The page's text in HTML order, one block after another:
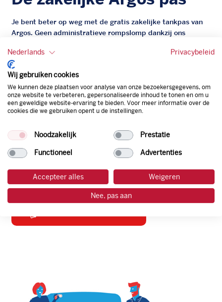
Je bent beter op weg met de gratis zakelijke tankpas van
Argos. Geen administratieve rompslomp dankzij ons
Zo bespaar je dus tijd, geld en energie.
Onze tankpas is super flexibel, zo geniet je van het gemak
van een flexibele limiet, zit je niet vast aan een contract en
bepaal je zelf of er wel of geen andere producten dan
brandstof mee betaalt kunnen worden.
korting. Mocht de pompprijs toch lager zijn dan betaal je
natuurlijk de prijs aan de pomp. Zo ben je altijd verzekerd
van de laagste prijs.
tankpas aanvragen
Nederlands Privacybeleid
Wij gebruiken cookies
We kunnen deze plaatsen voor analyse van onze bezoekersgegevens, om
onze website te verbeteren, gepersonaliseerde inhoud te tonen en om u
een geweldige website-ervaring te bieden. Voor meer informatie over de
cookies die we gebruiken opent u de instellingen.
Noodzakelijk Prestatie
Functioneel Advertenties
Accepteer alles Weigeren
Nee, pas aan